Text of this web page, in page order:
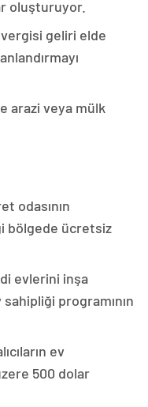
oluşturuyor.
geliri elde
arazi veya mülk
odasının
bölgede ücretsiz
evlerini inşa
programının
ev
500 dolar